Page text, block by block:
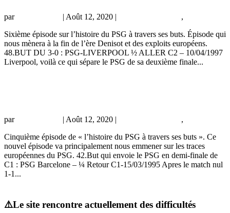
par | Août 12, 2020 | ,
Sixième épisode sur l’histoire du PSG à travers ses buts. Épisode qui
nous mènera à la fin de l’ère Denisot et des exploits européens.
48.BUT DU 3-0 : PSG-LIVERPOOL ½ ALLER C2 – 10/04/1997
Liverpool, voilà ce qui sépare le PSG de sa deuxième finale...
par | Août 12, 2020 | ,
Cinquième épisode de « l’histoire du PSG à travers ses buts ». Ce
nouvel épisode va principalement nous emmener sur les traces
européennes du PSG. 42.But qui envoie le PSG en demi-finale de
C1 : PSG Barcelone – ¼ Retour C1-15/03/1995 Apres le match nul
1-1...
⚠️Le site rencontre actuellement des difficultés